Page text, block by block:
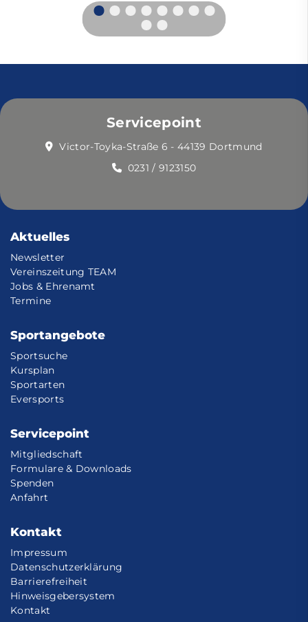
Servicepoint
Victor-Toyka-Straße 6 - 44139 Dortmund
0231 / 9123150
Aktuelles
Newsletter
Vereinszeitung TEAM
Jobs & Ehrenamt
Termine
Sportangebote
Sportsuche
Kursplan
Sportarten
Eversports
Servicepoint
Mitgliedschaft
Formulare & Downloads
Spenden
Anfahrt
Kontakt
Impressum
Datenschutzerklärung
Barrierefreiheit
Hinweisgebersystem
Kontakt